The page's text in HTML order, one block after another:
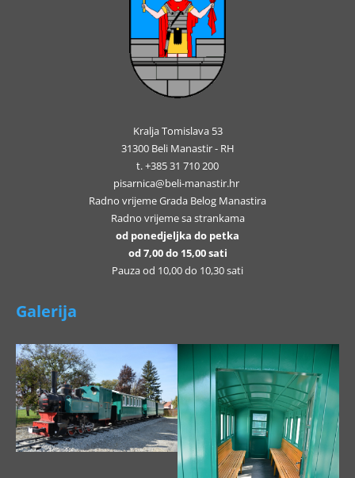
Kralja Tomislava 53
31300 Beli Manastir - RH
t. +385 31 710 200
pisarnica@beli-manastir.hr
Radno vrijeme Grada Belog Manastira
Radno vrijeme sa strankama
od ponedjeljka do petka
od 7,00 do 15,00 sati
Pauza od 10,00 do 10,30 sati
Galerija